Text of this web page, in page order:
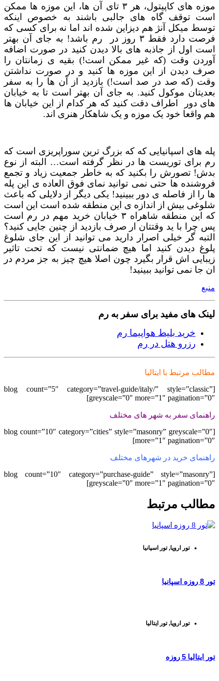
موزه های کاپیتول، هر ۳ تای آن ها، این موزه ها ممکن
است توقف گاه های جالبی باشند به خصوص اینکه
توسط میکل آنژ هم دیزاین شده اند اما نه برای کسی که
فرصت دارد فقط ۳ روز در رم باشد! به جای آن بهتر
است اول از جاذبه های بالا دیدن کنید در صورت اضافه
آوردن وقت (که غیر ممکن است!) بقیه ی زمانتان را
صرف دیدن از این موزه ها کنید و در صورت نداشتن
وقت (که صد در صد است!) بازدید از آن ها را به سفر
بعدیتان موکول کنید. به جای آن بهتر است تا به خیابان
های دور اطراف دقت کنید که هر کدام از این خیابان ها
هم واقعا خود یک موزه و یک شاهکار هنری اند.
پله های اسپانیایی که که بزرگ ترین سوراپریزی است که
رم برای توریست ها در نظر گرفته است… البته از نوع
بدش! تصورش را بکنید که به خاطر جمعیت زیاد و تجمع
فروشنده ها حتی نمی توانید نمای فوق العاده ی این پله
ها را از فاصله ی دور ببینید! یکی دیگر از دلایلی که باعث
شلوغی بیش از اندازه ی این منطقه شده است این است
که این منطقه شاهراه ۳ خیابان خرید مهم در رم است
پس چرا با ید وقتتان ار صرف بازدید از چنین جایی کنید؟
التبه گر خیلی اصرار دارید می توانید از این جای شلوغ
پلوغ دیدن کنید اما هیچ ضمانتی نیست که تحت تاثیر
زیبایی اش قرار بگیرد چون اصلا هیچ چیز به جز مردم در
ان جا نمی توانید ببینید!
منبع
لینک های مفید برای سفر به رم
خرید بلیط هواپیما رم
رزرو هتل در رم
مطالب مرتبط با ایتالیا
[blog count=”5″ category=”travel-guide/italy/” style=”classic”
greyscale=”0″ more=”1″ pagination=”0″]
راهنمای سفر به شهر های مختلف
[blog count=”10″ category=”cities” style=”masonry” greyscale=”0″
more=”1″ pagination=”0″]
راهنمای خرید در شهرهای مختلف
[blog count=”10″ category=”purchase-guide” style=”masonry”
greyscale=”0″ more=”1″ pagination=”0″]
مطالب مرتبط
تور اروپا,تور اسپانیا
تور 8 روزه اسپانیا
تور اروپا,تور ایتالیا
تور ایتالیا 5 روزه